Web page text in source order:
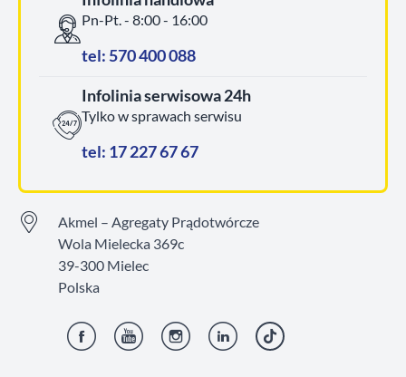
Pn-Pt. - 8:00 - 16:00
tel: 570 400 088
Infolinia serwisowa 24h
Tylko w sprawach serwisu
tel: 17 227 67 67
Akmel – Agregaty Prądotwórcze
Wola Mielecka 369c
39-300 Mielec
Polska